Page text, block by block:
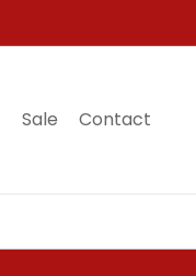
Sale Contact